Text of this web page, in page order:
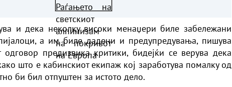
и дека неколку високи менаџери биле забележани
а им биле дадени и предупредувања, пишува
предизвика критики, бидејќи се верува дека
што е кабинскиот екипаж кој заработува помалку од
би бил отпуштен за истото дело.